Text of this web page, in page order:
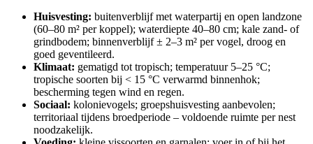
Huisvesting: buitenverblijf met waterpartij en open landzone
(60–80 m² per koppel); waterdiepte 40–80 cm; kale zand- of
grindbodem; binnenverblijf ± 2–3 m² per vogel, droog en
goed geventileerd.
Klimaat: gematigd tot tropisch; temperatuur 5–25 °C;
tropische soorten bij < 15 °C verwarmd binnenhok;
bescherming tegen wind en regen.
Sociaal: kolonievogels; groepshuisvesting aanbevolen;
territoriaal tijdens broedperiode – voldoende ruimte per nest
noodzakelijk.